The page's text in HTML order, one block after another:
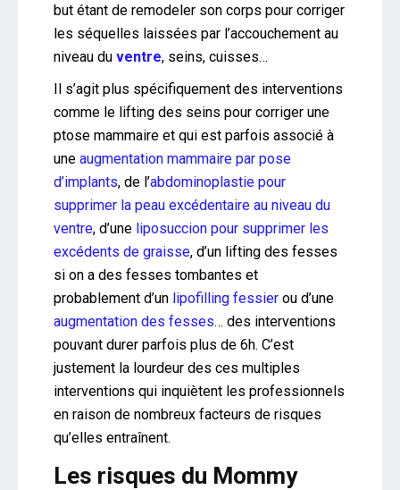
but étant de remodeler son corps pour corriger
les séquelles laissées par l’accouchement au
niveau du ventre, seins, cuisses…
Il s’agit plus spécifiquement des interventions
comme le lifting des seins pour corriger une
ptose mammaire et qui est parfois associé à
une augmentation mammaire par pose
d’implants, de l’abdominoplastie pour
supprimer la peau excédentaire au niveau du
ventre, d’une liposuccion pour supprimer les
excédents de graisse, d’un lifting des fesses
si on a des fesses tombantes et
probablement d’un lipofilling fessier ou d’une
augmentation des fesses… des interventions
pouvant durer parfois plus de 6h. C’est
justement la lourdeur des ces multiples
interventions qui inquiètent les professionnels
en raison de nombreux facteurs de risques
qu’elles entraînent.
Les risques du Mommy